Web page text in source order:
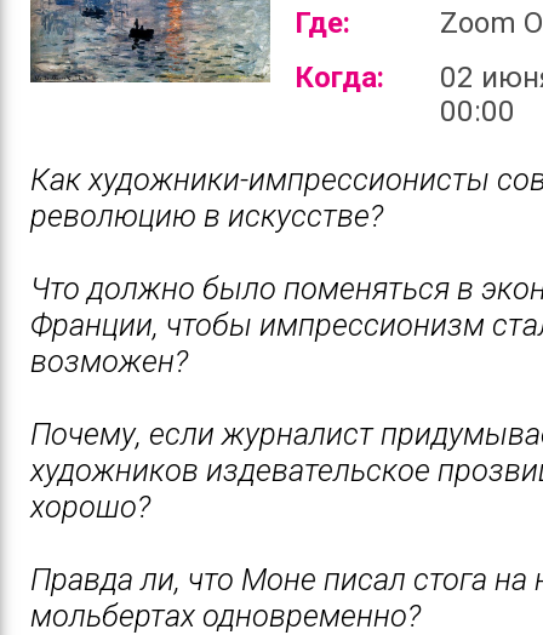
Где:
Zoom
Когда:
02
00:00
Как художники-импрессионисты
революцию в искусстве?
Что должно было поменяться в
Франции, чтобы импрессионизм
возможен?
Почему, если журналист
художников издевательское
хорошо?
Правда ли, что Моне писал стога на
мольбертах одновременно?